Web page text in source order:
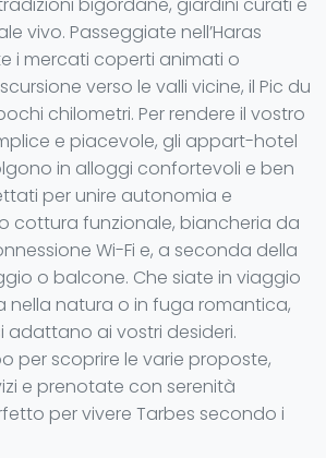
vivo. Passeggiate nell’Haras
i mercati coperti animati o
verso le valli vicine, il Pic du
chilometri. Per rendere il vostro
e piacevole, gli appart-hotel
in alloggi confortevoli e ben
per unire autonomia e
cottura funzionale, biancheria da
Wi-Fi e, a seconda della
o balcone. Che siate in viaggio
nella natura o in fuga romantica,
adattano ai vostri desideri.
per scoprire le varie proposte,
e prenotate con serenità
per vivere Tarbes secondo i